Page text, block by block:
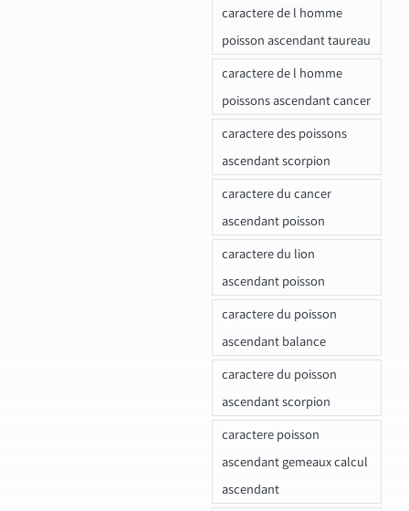
caractere de l homme
poisson ascendant taureau
caractere de l homme
poissons ascendant cancer
caractere des poissons
ascendant scorpion
caractere du cancer
ascendant poisson
caractere du lion
ascendant poisson
caractere du poisson
ascendant balance
caractere du poisson
ascendant scorpion
caractere poisson
ascendant gemeaux calcul
ascendant